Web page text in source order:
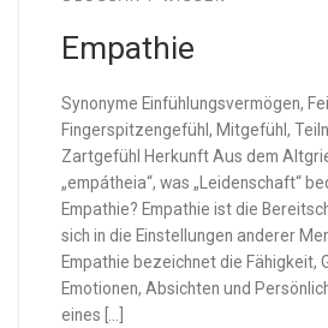
Empathie
Synonyme Einfühlungsvermögen,
Fingerspitzengefühl, Mitgefühl,
Zartgefühl Herkunft Aus dem
„empátheia“, was „Leidenschaft“
Empathie? Empathie ist die
sich in die Einstellungen anderer
Empathie bezeichnet die Fähigkeit,
Emotionen, Absichten und
eines […]